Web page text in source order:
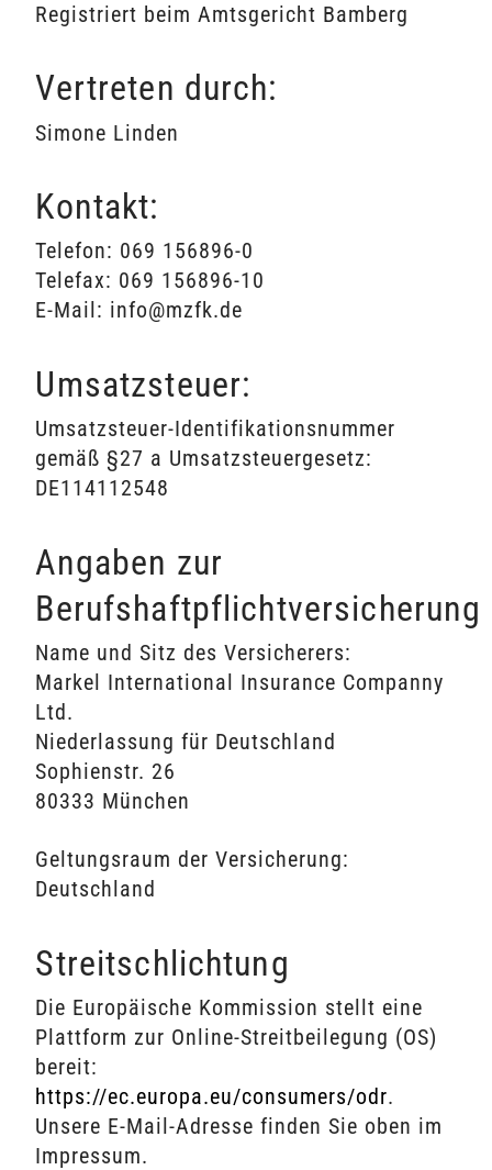
Registriert beim Amtsgericht Bamberg
Vertreten durch:
Simone Linden
Kontakt:
Telefon: 069 156896-0
Telefax: 069 156896-10
E-Mail: info@mzfk.de
Umsatzsteuer:
Umsatzsteuer-Identifikationsnummer
gemäß §27 a Umsatzsteuergesetz:
DE114112548
Angaben zur
Berufshaftpflichtversicherung
Name und Sitz des Versicherers:
Markel International Insurance Companny
Ltd.
Niederlassung für Deutschland
Sophienstr. 26
80333 München
Geltungsraum der Versicherung:
Deutschland
Streitschlichtung
Die Europäische Kommission stellt eine
Plattform zur Online-Streitbeilegung (OS)
bereit:
https://ec.europa.eu/consumers/odr.
Unsere E-Mail-Adresse finden Sie oben im
Impressum.